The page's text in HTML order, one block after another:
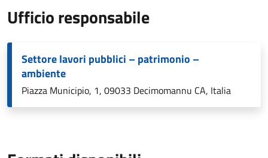
Ufficio responsabile
Settore lavori pubblici – patrimonio –
ambiente
Piazza Municipio, 1, 09033 Decimomannu CA, Italia